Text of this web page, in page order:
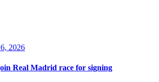
2026
Real Madrid race for signing